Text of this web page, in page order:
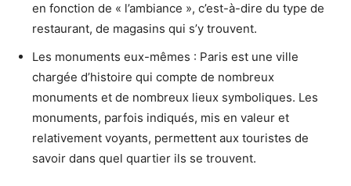
en fonction de « l’ambiance », c’est-à-dire du type de
restaurant, de magasins qui s’y trouvent.
Les monuments eux-mêmes : Paris est une ville
chargée d’histoire qui compte de nombreux
monuments et de nombreux lieux symboliques. Les
monuments, parfois indiqués, mis en valeur et
relativement voyants, permettent aux touristes de
savoir dans quel quartier ils se trouvent.